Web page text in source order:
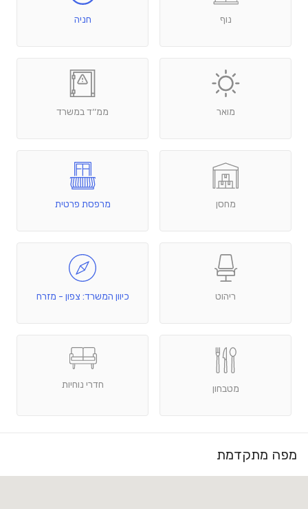
נוף חניה
מואר ממ׳׳ד במשרד
מחסן מרפסת פרטית
ריהוט כיוון המשרד: צפון - מזרח
מטבחון חדרי נוחיות
מפה מתקדמת